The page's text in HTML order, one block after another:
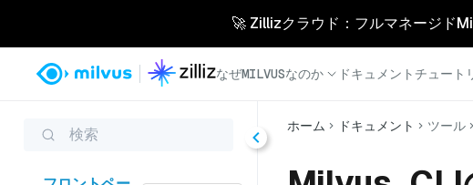
🚀 Zillizクラウド：フルマネージド
なぜMILVUSなのか ドキュメント チュート
検索 ホーム ドキュメント ツール